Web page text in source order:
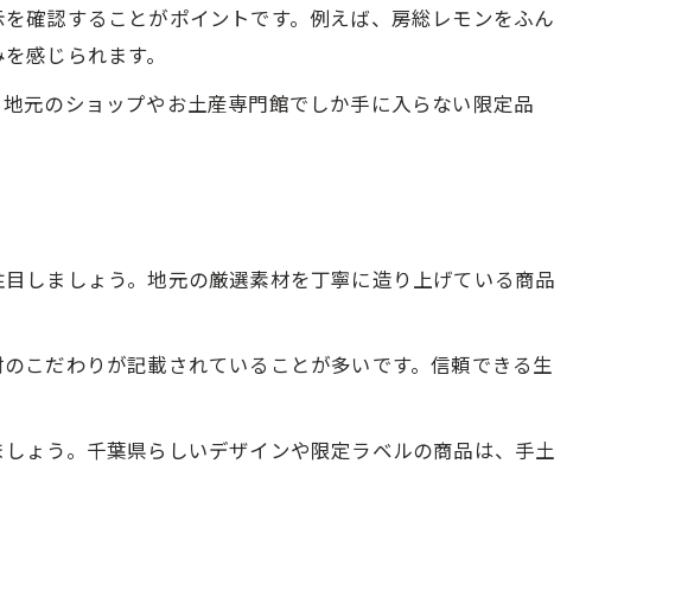
安全な選び方
イの比較ポイント
ューハイ
ューハイ
ハイの魅力
じる方法
力
確認することがポイントです。例えば、房総レモンをふん
感じられます。
元のショップやお土産専門館でしか手に入らない限定品
しましょう。地元の厳選素材を丁寧に造り上げている商品
こだわりが記載されていることが多いです。信頼できる生
ょう。千葉県らしいデザインや限定ラベルの商品は、手土